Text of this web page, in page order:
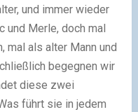
und immer wieder
und Merle, doch mal
mal als alter Mann und
begegnen wir
diese zwei
führt sie in jedem